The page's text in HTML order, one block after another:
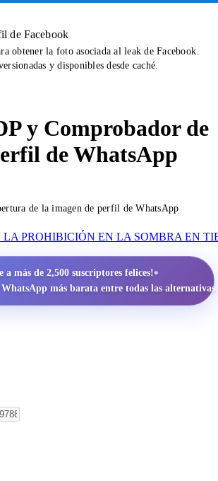
de Facebook
obtener la foto asociada al leak de Facebook.
y disponibles desde caché.
y Comprobador de
de WhatsApp
de la imagen de perfil de WhatsApp
LA PROHIBICIÓN EN LA SOMBRA EN
a más de 2,500 suscriptores felices!•
más barata entre todas las alternativas.